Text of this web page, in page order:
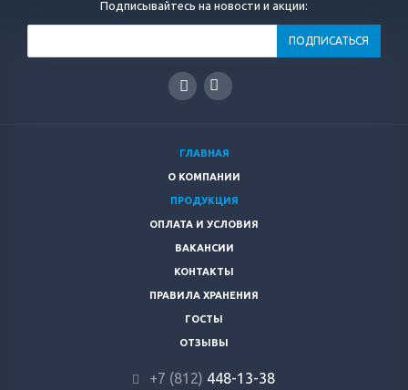
Подписывайтесь на новости и акции:
ГЛАВНАЯ
О КОМПАНИИ
ПРОДУКЦИЯ
ОПЛАТА И УСЛОВИЯ
ВАКАНСИИ
КОНТАКТЫ
ПРАВИЛА ХРАНЕНИЯ
ГОСТЫ
ОТЗЫВЫ
+7 (812) 448-13-38